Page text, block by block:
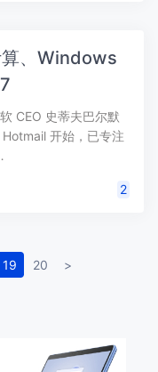
算、Windows
CEO 史蒂夫巴尔默
开始，已专注
2
19 20 >